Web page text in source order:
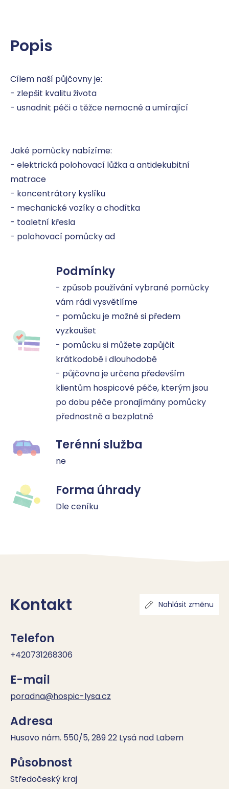
Popis
Cílem naší půjčovny je:
- zlepšit kvalitu života
- usnadnit péči o těžce nemocné a umírající
Jaké pomůcky nabízíme:
- elektrická polohovací lůžka a antidekubitní
matrace
- koncentrátory kyslíku
- mechanické vozíky a chodítka
- toaletní křesla
- polohovací pomůcky ad
Podmínky
- způsob používání vybrané pomůcky
vám rádi vysvětlíme
- pomůcku je možné si předem
vyzkoušet
- pomůcku si můžete zapůjčit
krátkodobě i dlouhodobě
- půjčovna je určena především
klientům hospicové péče, kterým jsou
po dobu péče pronajímány pomůcky
přednostně a bezplatně
Terénní služba
ne
Forma úhrady
Dle ceníku
Kontakt Nahlásit změnu
Telefon
+420731268306
E-mail
poradna@hospic-lysa.cz
Adresa
Husovo nám. 550/5, 289 22 Lysá nad Labem
Působnost
Středočeský kraj